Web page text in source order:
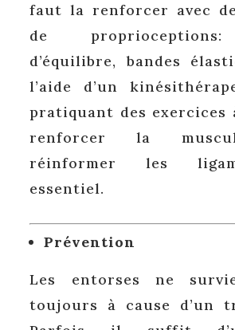
faut la renforcer avec
de
d’équilibre, bandes
l’aide d’un
pratiquant des exercices
renforcer la
réinformer les
essentiel.
Prévention
Les entorses ne
toujours à cause d’un